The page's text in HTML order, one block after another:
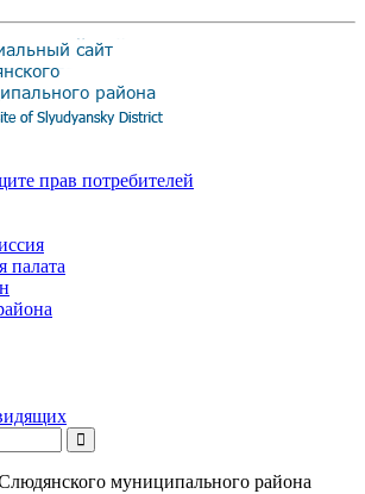
прав потребителей
палата
муниципального района